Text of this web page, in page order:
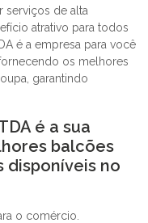
serviços de alta
atrativo para todos
é a empresa para você
os melhores
garantindo
é a sua
balcões
disponíveis no
o comércio.